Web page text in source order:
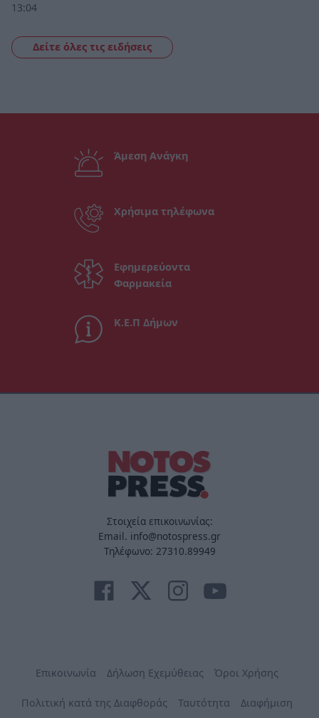
13:04
Δείτε όλες τις ειδήσεις
Άμεση Ανάγκη
Χρήσιμα τηλέφωνα
Εφημερεύοντα
Φαρμακεία
Κ.Ε.Π Δήμων
Στοιχεία επικοινωνίας:
Email. info@notospress.gr
Τηλέφωνο: 27310.89949
Επικοινωνία Δήλωση Εχεμύθειας Όροι Χρήσης
Πολιτική κατά της Διαφθοράς Ταυτότητα Διαφήμιση